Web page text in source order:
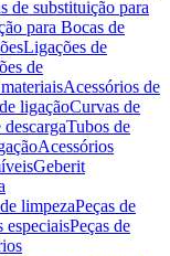
de substituição para
para Bocas de
Ligações de
de
Acessórios de
ligaçãoCurvas de
Tubos de
Acessórios
Geberit
limpezaPeças de
especiaisPeças de